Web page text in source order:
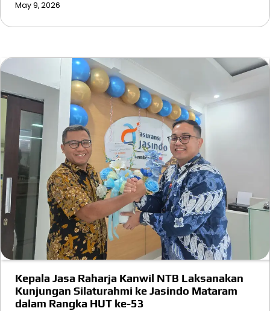
May 9, 2026
Kepala Jasa Raharja Kanwil NTB Laksanakan
Kunjungan Silaturahmi ke Jasindo Mataram
dalam Rangka HUT ke-53